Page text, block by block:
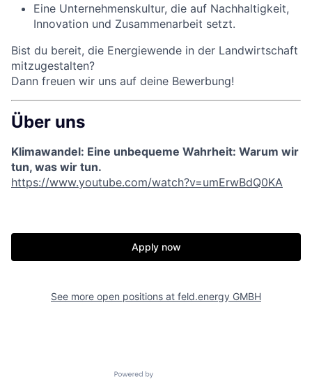
Eine Unternehmenskultur, die auf Nachhaltigkeit,
Innovation und Zusammenarbeit setzt.
Bist du bereit, die Energiewende in der Landwirtschaft
mitzugestalten?
Dann freuen wir uns auf deine Bewerbung!
Über uns
Klimawandel: Eine unbequeme Wahrheit: Warum wir
tun, was wir tun.
https://www.youtube.com/watch?v=umErwBdQ0KA
Apply now
See more open positions at feld.energy GMBH